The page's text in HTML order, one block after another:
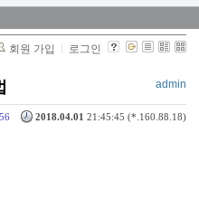
회원 가입 로그인
admin
2018.04.01 21:45:45 (*.160.88.18)